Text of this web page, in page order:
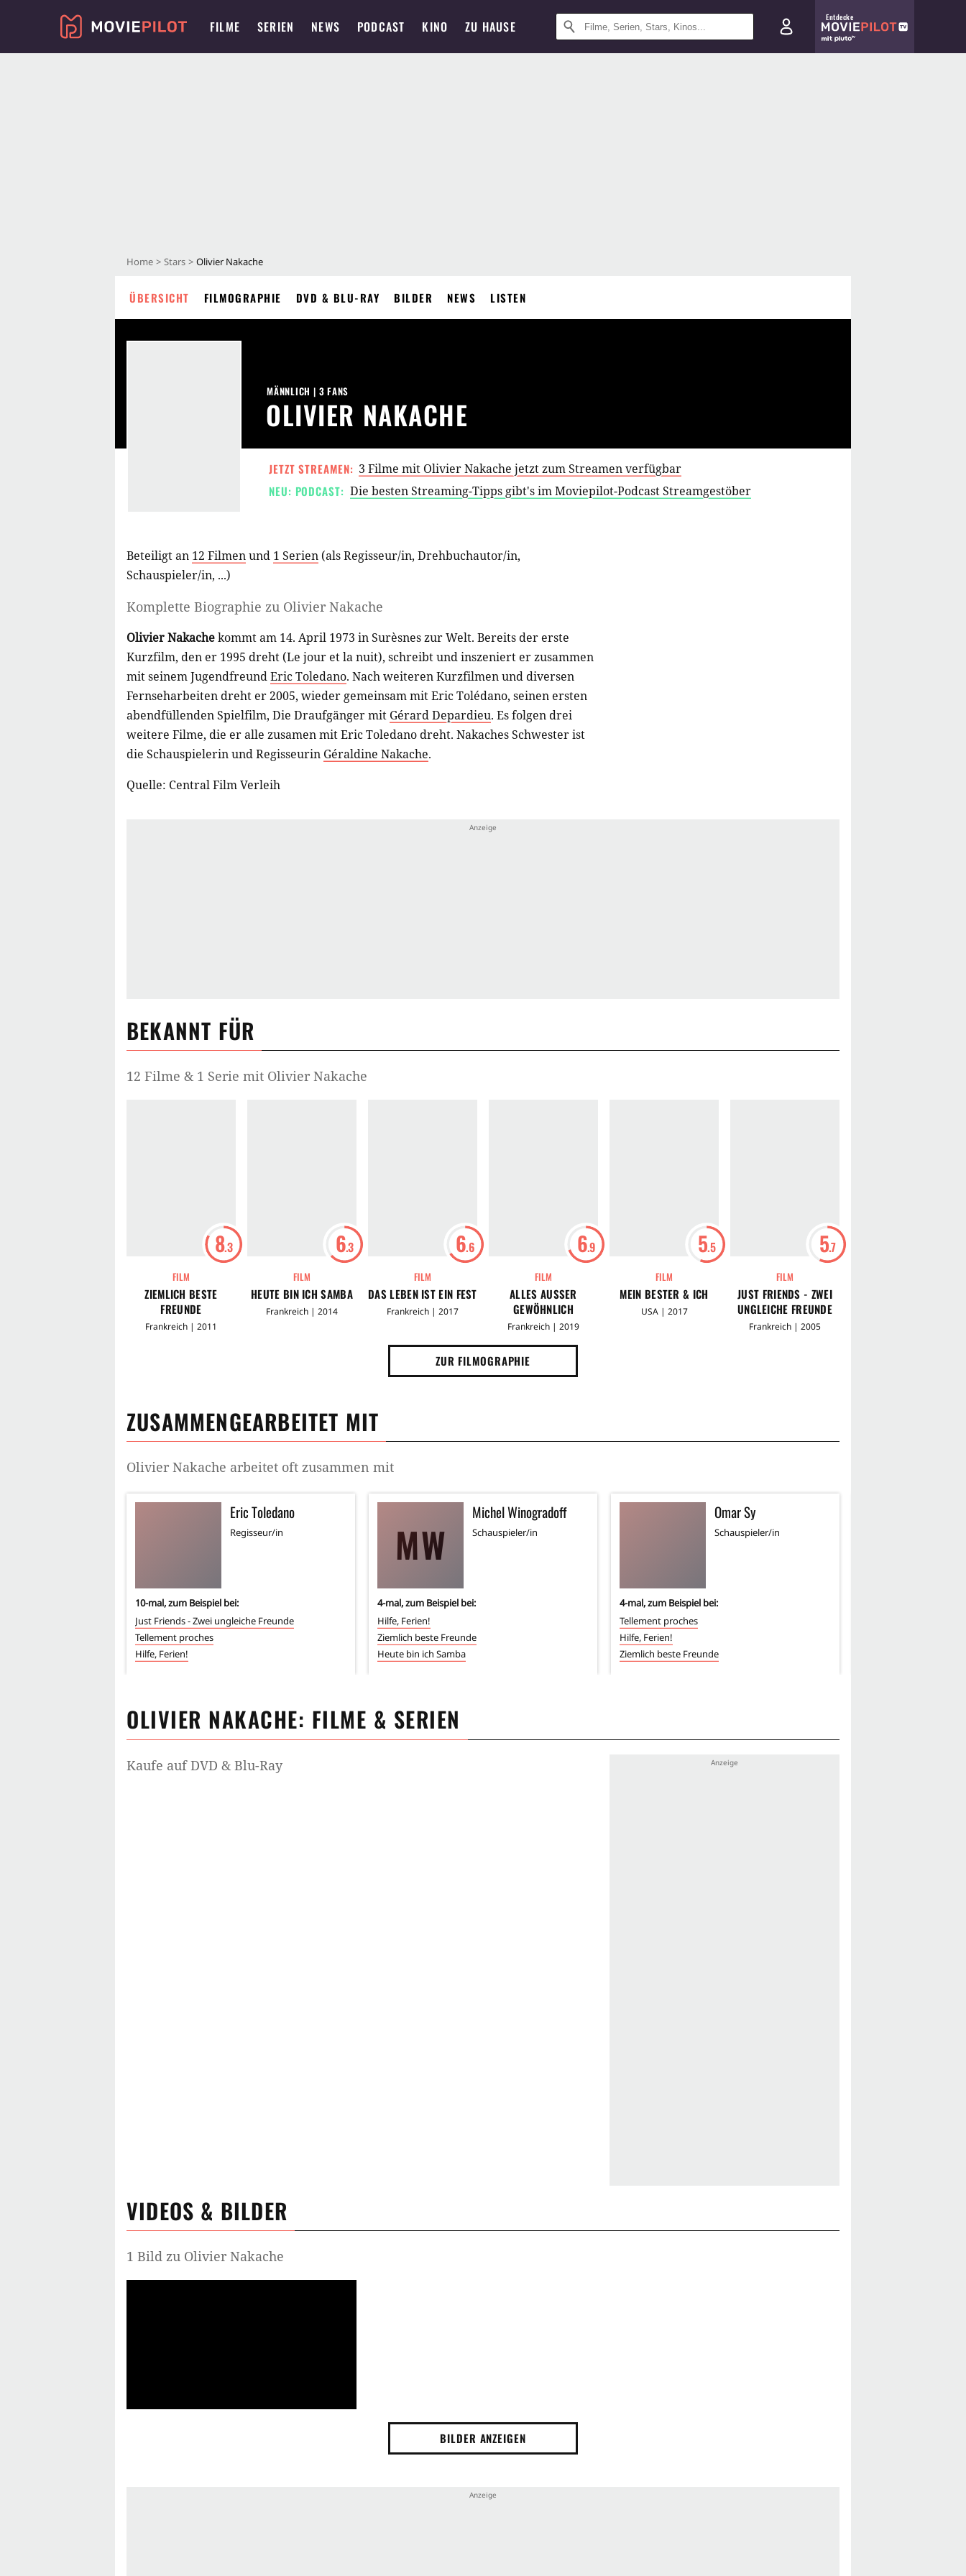
FILME SERIEN NEWS PODCAST KINO ZU HAUSE
Entdecke
Home Stars Olivier Nakache
ÜBERSICHT FILMOGRAPHIE DVD & BLU-RAY BILDER NEWS LISTEN
OLIVIER NAKACHE
MÄNNLICH | 3 FANS
JETZT STREAMEN: 3 Filme mit Olivier Nakache jetzt zum Streamen verfügbar
NEU: PODCAST: Die besten Streaming-Tipps gibt's im Moviepilot-Podcast Streamgestöber
Beteiligt an 12 Filmenund 1 Serien (alsRegisseur/in, Drehbuchautor/in,
Schauspieler/in, ...)
Komplette Biographie zu Olivier Nakache
Olivier Nakachekommt am 14. April 1973 in Surèsnes zur Welt. Bereits der erste
Kurzfilm, den er 1995 dreht (Le jour et la nuit), schreibt und inszeniert er zusammen
mit seinem JugendfreundEric Toledano. Nach weiteren Kurzfilmen und diversen
Fernseharbeiten dreht er 2005, wieder gemeinsam mit Eric Tolédano, seinen ersten
abendfüllenden Spielfilm, Die Draufgänger mit Gérard Depardieu. Es folgen drei
weitere Filme, die er alle zusamen mit Eric Toledano dreht. Nakaches Schwester ist
die Schauspielerin und Regisseurin Géraldine Nakache.
Quelle: Central Film Verleih
BEKANNT FÜR
12 Filme & 1 Serie mit Olivier Nakache
8.3
FILM
ZIEMLICH BESTE
FREUNDE
Frankreich | 2011
6.3
FILM
HEUTE BIN ICH SAMBA
Frankreich | 2014
6.6
FILM
DAS LEBEN IST EIN FEST
Frankreich | 2017
6.9
FILM
ALLES AUSSER G
EWÖHNLICH
Frankreich | 2019
5.5
FILM
MEIN BESTER & ICH
USA | 2017
5.7
FILM
JUST FRIENDS - ZWEI
UNGLEICHE FREUNDE
Frankreich | 2005
ZUR FILMOGRAPHIE
ZUSAMMENGEARBEITET MIT
Olivier Nakache arbeitet oft zusammen mit
Eric Toledano
Regisseur/in
10-mal, zum Beispiel bei:
Just Friends - Zwei ungleiche Freunde
Tellement proches
Hilfe, Ferien!
MW
Michel Winogradoff
Schauspieler/in
4-mal, zum Beispiel bei:
Hilfe, Ferien!
Ziemlich beste Freunde
Heute bin ich Samba
Omar Sy
Schauspieler/in
4-mal, zum Beispiel bei:
Tellement proches
Hilfe, Ferien!
Ziemlich beste Freunde
OLIVIER NAKACHE: FILME & SERIEN
Kaufe auf DVD & Blu-Ray
VIDEOS & BILDER
1 Bild zu Olivier Nakache
BILDER ANZEIGEN